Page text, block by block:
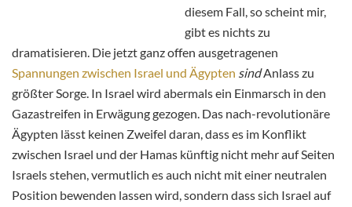
diesem Fall, so scheint mir,
gibt es nichts zu
dramatisieren. Die jetzt ganz offen ausgetragenen
Spannungen zwischen Israel und Ägypten sindAnlass zu
größter Sorge. In Israel wird abermals ein Einmarsch in den
Gazastreifen in Erwägung gezogen. Das nach-revolutionäre
Ägypten lässt keinen Zweifel daran, dass es im Konflikt
zwischen Israel und der Hamas künftig nicht mehr auf Seiten
Israels stehen, vermutlich es auch nicht mit einer neutralen
Position bewenden lassen wird, sondern dass sich Israel auf